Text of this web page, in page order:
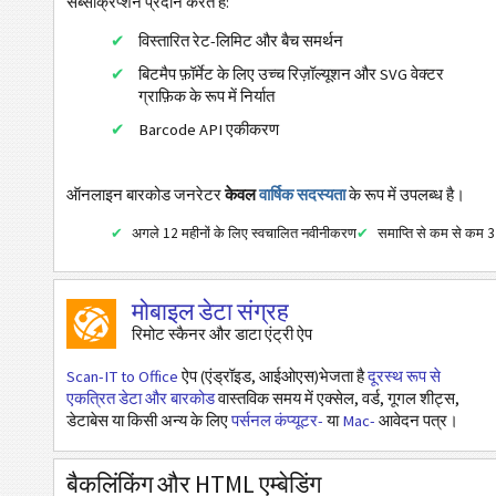
जीएस1 डाटाबार लिमिटेड समग्र
जीएस1 डाटाबार विस्तारित समग्र
जीएस1 डाटाबार विस्तारित स्टैक्ड समग्र
ईएएन / यूपीसी
2डी बारकोड
इलेक्ट्रॉनिक बैंकिंग/एसईपीए
मोबाइल टैगिंग
स्वास्थ्य सेवा
विस्तारित रेट-लिमिट और बैच समर्थन
बिटमैप फ़ॉर्मेट के लिए उच्च रिज़ॉल्यूशन और SVG वेक्टर
ग्राफ़िक के रूप में निर्यात
Barcode API एकीकरण
ऑनलाइन बारकोड जनरेटरकेवलवार्षिक सदस्यताके रूप में उपलब्ध है।
अगले 12 महीनों के लिए स्वचालित नवीनीकरण समाप्ति से कम से कम 3
मोबाइल डेटा संग्रह
रिमोट स्कैनर और डाटा एंट्री ऐप
Scan-IT to Officeऐप (एंड्रॉइड, आईओएस)भेजता हैदूरस्थ रूप से
एकत्रित डेटा और बारकोडवास्तविक समय में एक्सेल, वर्ड, गूगल शीट्स,
डेटाबेस या किसी अन्य के लिएपर्सनल कंप्यूटर-याMac- आवेदन पत्र।
बैकलिंकिंग और HTML एम्बेडिंग